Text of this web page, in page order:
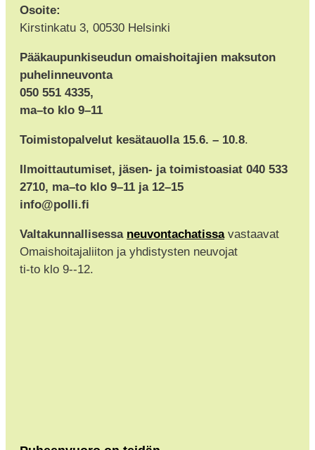
Osoite:
Kirstinkatu 3, 00530 Helsinki
Pääkaupunkiseudun omaishoitajien maksuton
puhelinneuvonta
050 551 4335,
ma–to klo 9–11
Toimistopalvelut kesätauolla 15.6. – 10.8.
Ilmoittautumiset, jäsen- ja toimistoasiat 040 533
2710, ma–to klo 9–11 ja 12–15
info@polli.fi
Valtakunnallisessa neuvontachatissavastaavat
Omaishoitajaliiton ja yhdistysten neuvojat
ti-to klo 9--12.